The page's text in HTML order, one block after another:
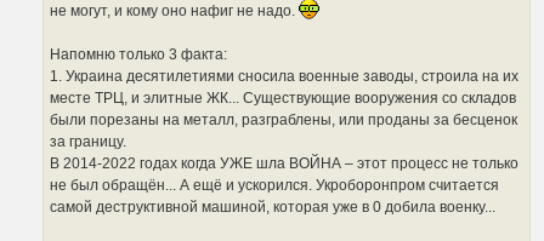
не могут, и кому оно нафиг не надо.
Напомню только 3 факта:
1. Украина десятилетиями сносила военные заводы, строила на их
месте ТРЦ, и элитные ЖК... Существующие вооружения со складов
были порезаны на металл, разграблены, или проданы за бесценок
за границу.
В 2014-2022 годах когда УЖЕ шла ВОЙНА – этот процесс не только
не был обращён... А ещё и ускорился. Укроборонпром считается
самой деструктивной машиной, которая уже в 0 добила военку...